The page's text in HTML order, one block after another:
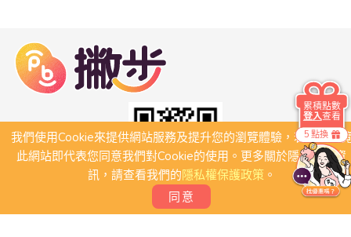
我們使用Cookie來提供網站服務及提升您的瀏覽體驗，若繼續瀏
此網站即代表您同意我們對Cookie的使用。更多關於隱私保護資
訊，請查看我們的隱私權保護政策。
同意
5 點換
累積點數
登入查看